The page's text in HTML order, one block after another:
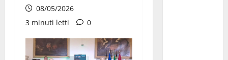
08/05/2026
3 minuti letti
0